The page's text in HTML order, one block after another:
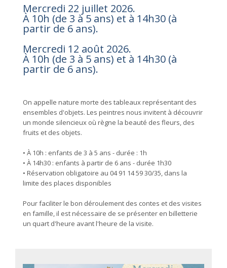
Mercredi 22 juillet 2026.
À 10h (de 3 à 5 ans) et à 14h30 (à
partir de 6 ans).
Mercredi 12 août 2026.
À 10h (de 3 à 5 ans) et à 14h30 (à
partir de 6 ans).
On appelle nature morte des tableaux représentant des
ensembles d'objets. Les peintres nous invitent à découvrir
un monde silencieux où règne la beauté des fleurs, des
fruits et des objets.
• À 10h : enfants de 3 à 5 ans - durée : 1h
• À 14h30 : enfants à partir de 6 ans - durée 1h30
• Réservation obligatoire au 04 91 14 59 30/35, dans la
limite des places disponibles
Pour faciliter le bon déroulement des contes et des visites
en famille, il est nécessaire de se présenter en billetterie
un quart d'heure avant l'heure de la visite.